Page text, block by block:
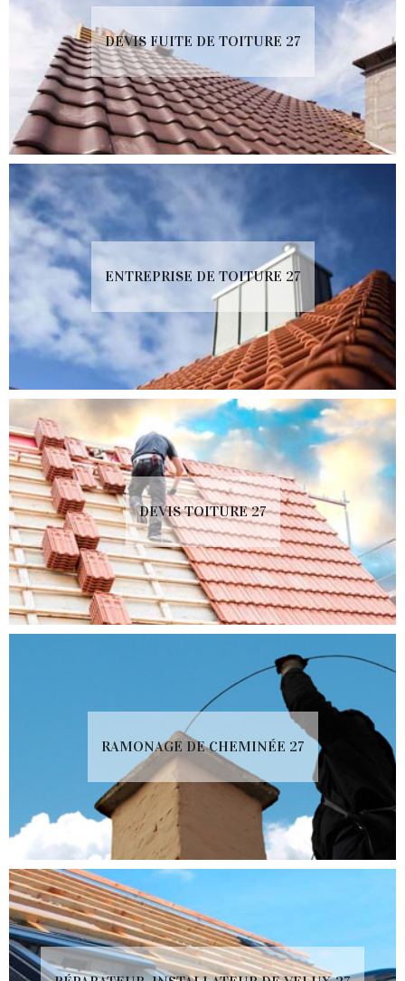
DEVIS FUITE DE TOITURE 27
ENTREPRISE DE TOITURE 27
DEVIS TOITURE 27
RAMONAGE DE CHEMINÉE 27